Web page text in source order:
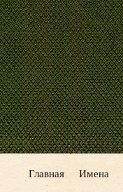
Главная Имена